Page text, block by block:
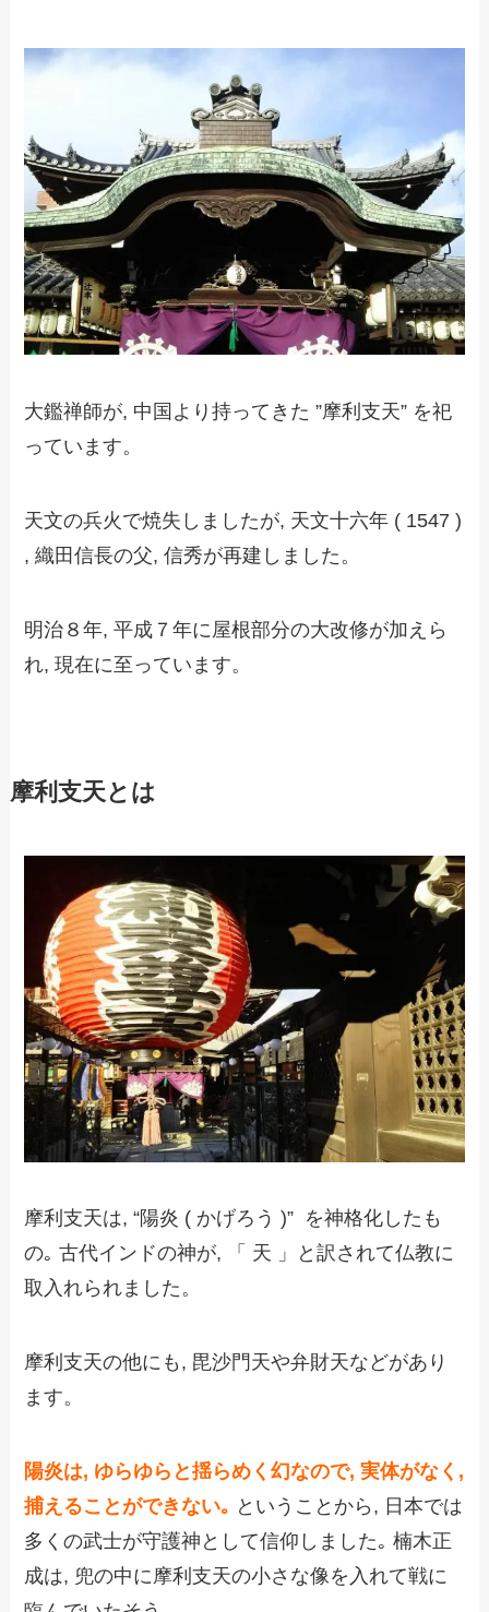
大鑑禅師が, 中国より持ってきた”摩利支天” を祀
っています。
天文の兵火で焼失しましたが, 天文十六年 ( 1547 )
,織田信長の父,信秀が再建しました。
明治８年, 平成７年に 屋根部分の大改修が加えら
れ,現在に至っています。
摩利支天とは
摩利支天は, “陽炎 ( かげろう )” を神格化したも
の｡ 古代インドの神が, 「 天 」と訳されて仏教に
取入れられました。
摩利支天の他にも, 毘沙門天や弁財天などがあり
ます。
陽炎は, ゆらゆらと揺らめく幻なので,実体がなく,
捕えることができない｡ ということから, 日本では
多くの武士が守護神として信仰しました｡楠木正
成は, 兜の中に摩利支天の小さな像を入れて戦に